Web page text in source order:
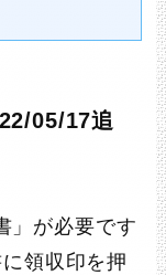
05/17追
」が必要です
領収印を押